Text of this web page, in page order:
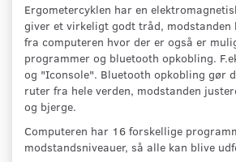
Ergometercyklen har en
giver et virkeligt godt tråd, modstanden
fra computeren hvor der er også er
programmer og bluetooth opkobling.
og "Iconsole". Bluetooth opkobling gør
ruter fra hele verden, modstanden
og bjerge.
Computeren har 16 forskellige
modstandsniveauer, så alle kan blive